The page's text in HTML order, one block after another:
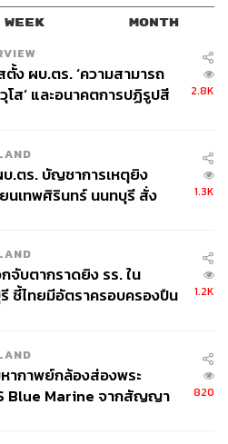
WEEK MONTH
ตั้ง ผบ.ตร. ‘ความสามารถ
โส’ และอนาคตการปฏิรูปสี
2.8K
.ตร. บัญชาการเหตุยิง
ยนเทพศิรินทร์ นนทบุรี สั่ง
1.3K
จับตากราดยิง รร. ใน
ชี้ไทยมีอัตราครอบครองปืน
1.2K
ากาพย์กล้องส่องพระ
Blue Marine จากสัญญา
820